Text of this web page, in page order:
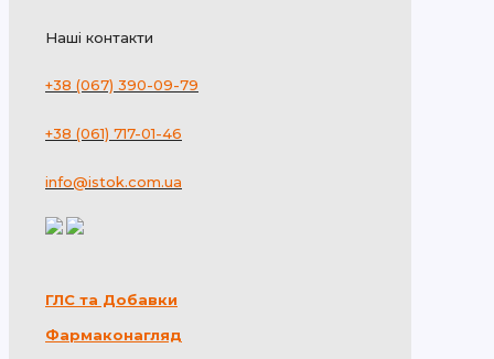
Наші контакти
+38 (067) 390-09-79
+38 (061) 717-01-46
info@istok.com.ua
ГЛС та Добавки
Фармаконагляд